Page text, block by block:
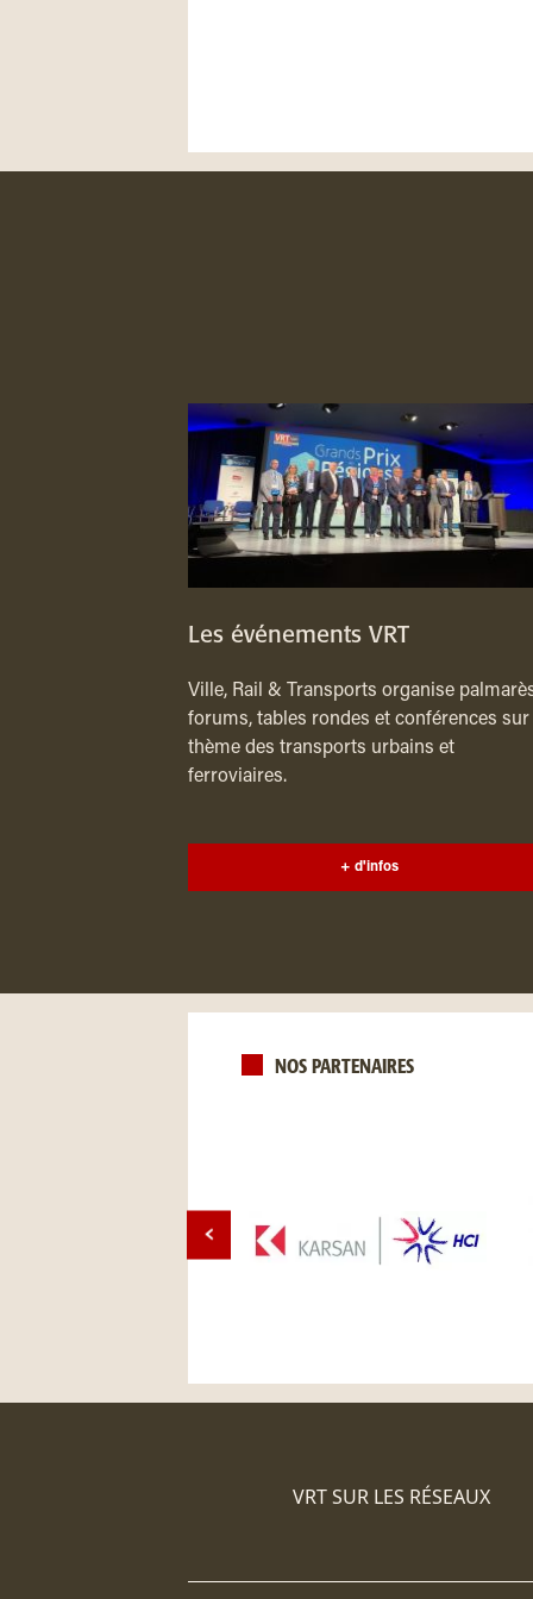
Les événements VRT
Ville, Rail & Transports organise
forums, tables rondes et conférences sur
thème des transports urbains et
ferroviaires.
+ d'infos
NOS PARTENAIRES
VRT SUR LES RÉSEAUX